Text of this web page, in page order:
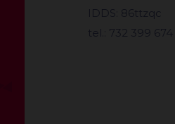
IDDS: 86ttzqc
tel.: 732 399 674